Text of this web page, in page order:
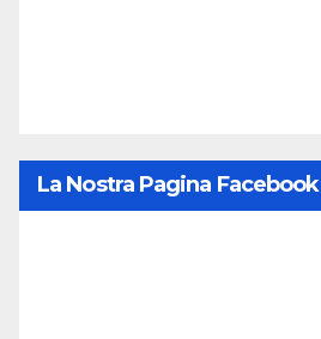
La Nostra Pagina Facebook